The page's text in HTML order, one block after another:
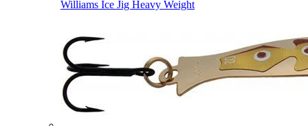
Williams Ice Jig Heavy Weight